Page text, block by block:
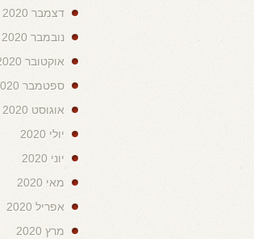
דצמבר 2020
נובמבר 2020
אוקטובר 2020
ספטמבר 2020
אוגוסט 2020
יולי 2020
יוני 2020
מאי 2020
אפריל 2020
מרץ 2020